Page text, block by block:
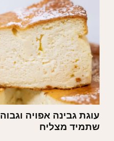
עוגת גבינה אפויה
שתמיד מצליח